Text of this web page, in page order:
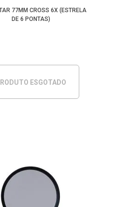
77MM CROSS 6X (ESTRELA
DE 6 PONTAS)
ESGOTADO